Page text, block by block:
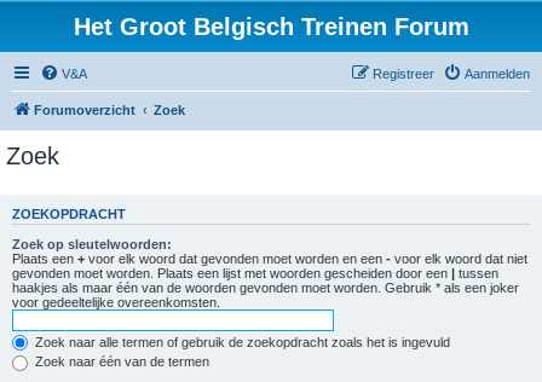
Het Groot Belgisch Treinen Forum
V&A Aanmelden
Registreer
Forumoverzicht Zoek
Zoek
ZOEKOPDRACHT
Zoek op sleutelwoorden:
Plaats een + voor elk woord dat gevonden moet worden en een - voor elk woord dat niet
gevonden moet worden. Plaats een lijst met woorden gescheiden door een | tussen
haakjes als maar één van de woorden gevonden moet worden. Gebruik * als een joker
voor gedeeltelijke overeenkomsten.
Zoek naar alle termen of gebruik de zoekopdracht zoals het is ingevuld
Zoek naar één van de termen